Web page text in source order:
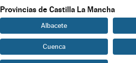
Provincias de Castilla La Mancha
Albacete
Cuenca